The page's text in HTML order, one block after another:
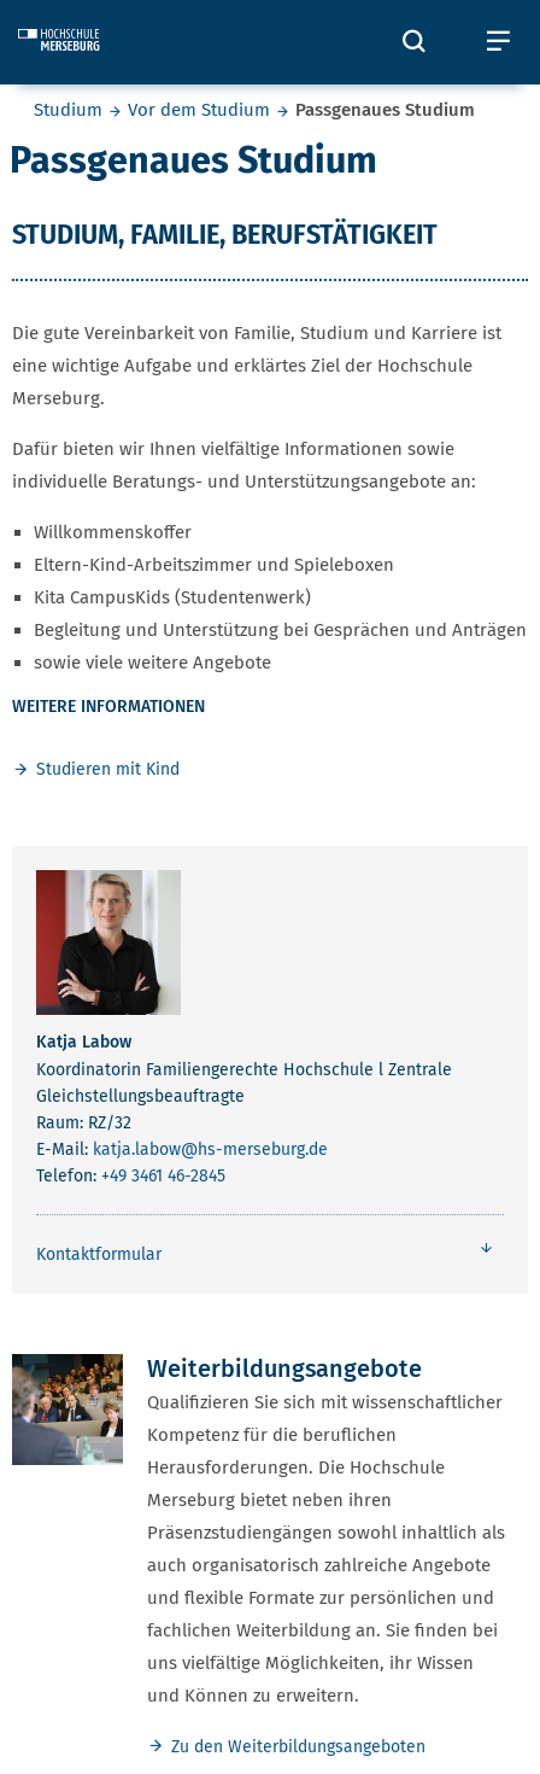
Öffnet
Sie befinden sich hier:
Studium Vor dem Studium Passgenaues Studium
Passgenaues Studium
STUDIUM, FAMILIE, BERUFSTÄTIGKEIT
Die gute Vereinbarkeit von Familie, Studium und Karriere ist
eine wichtige Aufgabe und erklärtes Ziel der Hochschule
Merseburg.
Dafür bieten wir Ihnen vielfältige Informationen sowie
individuelle Beratungs- und Unterstützungsangebote an:
Willkommenskoffer
Eltern-Kind-Arbeitszimmer und Spieleboxen
Kita CampusKids (Studentenwerk)
Begleitung und Unterstützung bei Gesprächen und Anträgen
sowie viele weitere Angebote
WEITERE INFORMATIONEN
Studieren mit Kind
Katja Labow
Koordinatorin Familiengerechte Hochschule l Zentrale
Gleichstellungsbeauftragte
Raum: RZ/32
E-Mail: katja.labow@hs-merseburg.de
Telefon: +49 3461 46-2845
Kontaktformular
BERUFSTÄTIGWeiterbildungsangebote
Qualifizieren Sie sich mit wissenschaftlicher
Kompetenz für die beruflichen
Herausforderungen. Die Hochschule
Merseburg bietet neben ihren
Präsenzstudiengängen sowohl inhaltlich als
auch organisatorisch zahlreiche Angebote
und flexible Formate zur persönlichen und
fachlichen Weiterbildung an. Sie finden bei
uns vielfältige Möglichkeiten, ihr Wissen
und Können zu erweitern.
Zu den Weiterbildungsangeboten